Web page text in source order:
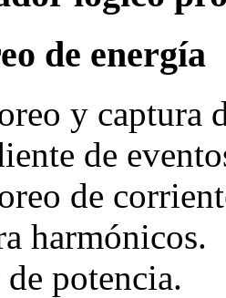
de energía
y captura
de
de
harmónicos.
potencia.